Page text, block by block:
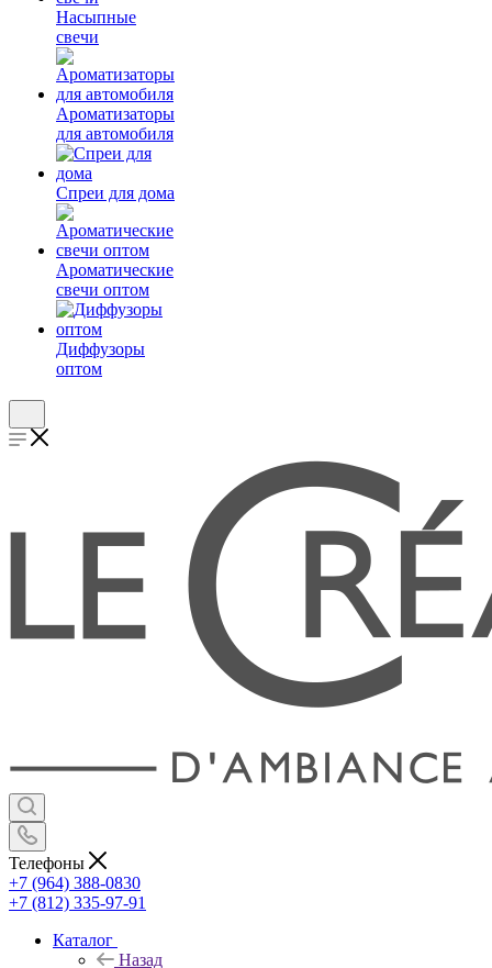
Насыпные
свечи
Ароматизаторы
для автомобиля
Спреи для дома
Ароматические
свечи оптом
Диффузоры
оптом
Телефоны
+7 (964) 388-0830
+7 (812) 335-97-91
Каталог
Назад